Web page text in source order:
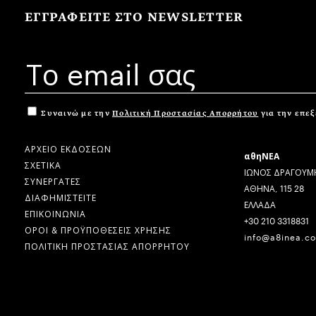
ΕΓΓΡΑΦΕΙΤΕ ΣΤΟ NEWSLETTER
Συναινώ με την Πολιτική Προστασίας Απορρήτου για την
ΑΡΧΕΙΟ ΕΚΔΟΣΕΩΝ
ΣΧΕΤΙΚΑ
ΣΥΝΕΡΓΑΤΕΣ
ΔΙΑΦΗΜΙΣΤΕΙΤΕ
ΕΠΙΚΟΙΝΩΝΙΑ
ΟΡΟΙ & ΠΡΟΫΠΟΘΕΣΕΙΣ ΧΡΗΣΗΣ
ΠΟΛΙΤΙΚΗ ΠΡΟΣΤΑΣΙΑΣ ΑΠΟΡΡΗΤΟΥ
αθηΝΕΑ
ΙΩΝΟΣ
ΑΘΗΝΑ, 115 28
ΕΛΛΑΔΑ
+30 210 3318831